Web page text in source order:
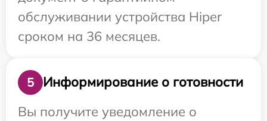
обслуживании устройства Hiper
сроком на 36 месяцев.
5
Информирование о готовности
Вы получите уведомление о